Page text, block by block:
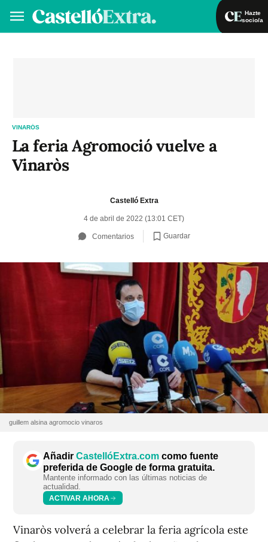
Hazte
socio/a
VINARÓS
La feria Agromoció vuelve a
Vinaròs
Castelló Extra
4 de abril de 2022 (13:01 CET)
Comentarios Guardar
guillem alsina agromocio vinaros
Añadir CastellóExtra.com como fuente
preferida de Google de forma gratuita.
Mantente informado con las últimas noticias de
actualidad.
ACTIVAR AHORA
Vinaròs volverá a celebrar la feria agrícola este